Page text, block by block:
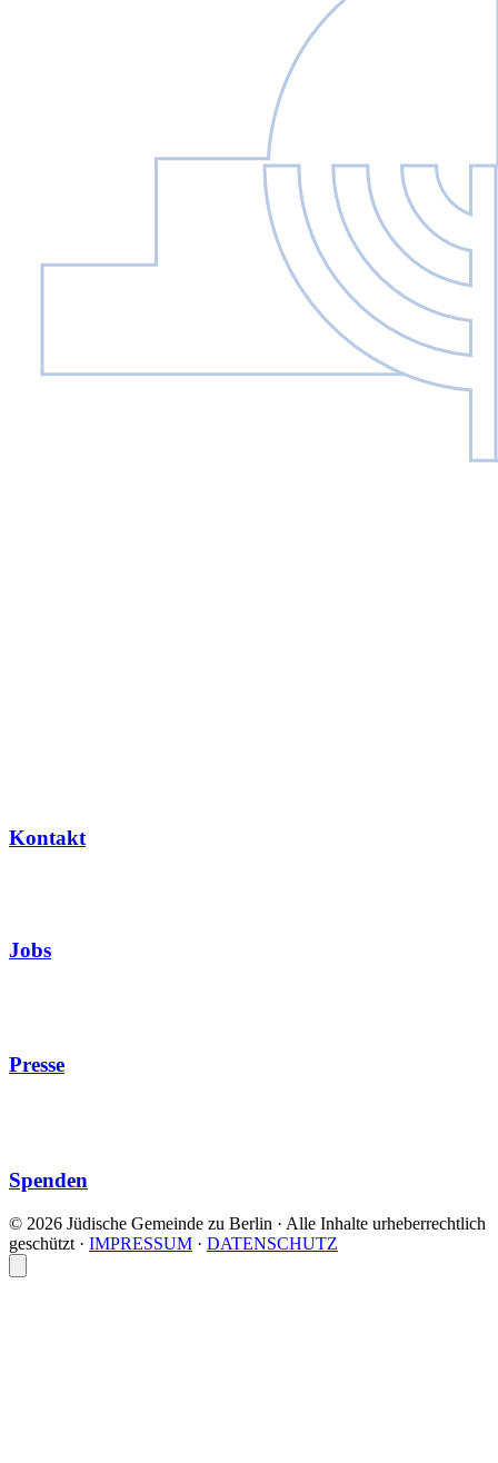
Kontakt
Jobs
Presse
Spenden
© 2026 Jüdische Gemeinde zu Berlin · Alle Inhalte urheberrechtlich
geschützt · IMPRESSUM · DATENSCHUTZ